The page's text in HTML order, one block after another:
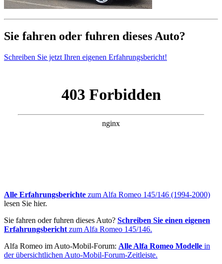
Sie fahren oder fuhren dieses Auto?
Schreiben Sie jetzt Ihren eigenen Erfahrungsbericht!
Alle Erfahrungsberichte zum Alfa Romeo 145/146 (1994-2000)
lesen Sie hier.
Sie fahren oder fuhren dieses Auto? Schreiben Sie einen eigenen
Erfahrungsbericht zum Alfa Romeo 145/146.
Alfa Romeo im Auto-Mobil-Forum: Alle Alfa Romeo Modelle in
der übersichtlichen Auto-Mobil-Forum-Zeitleiste.